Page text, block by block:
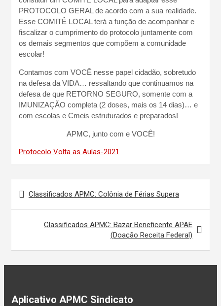
PROTOCOLO GERAL de acordo com a sua realidade.
Esse COMITÊ LOCAL terá a função de acompanhar e
fiscalizar o cumprimento do protocolo juntamente com
os demais segmentos que compõem a comunidade
escolar!
Contamos com VOCÊ nesse papel cidadão, sobretudo
na defesa da VIDA… ressaltando que continuamos na
defesa de que RETORNO SEGURO, somente com a
IMUNIZAÇÃO completa (2 doses, mais os 14 dias)… e
com escolas e Cmeis estruturados e preparados!
APMC, junto com e VOCÊ!
Protocolo Volta as Aulas-2021
de
Classificados APMC: Colônia de Férias Supera
Classificados APMC: Bazar Beneficente APAE
(Doação Receita Federal)
Aplicativo APMC Sindicato